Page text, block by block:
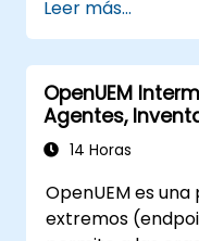
Desarrollar e
mediante
Integrar
habilitados
Diagnosticar
despliegues
Leer más...
OpenUEM
Agentes,
14 Horas
OpenUEM es
extremos